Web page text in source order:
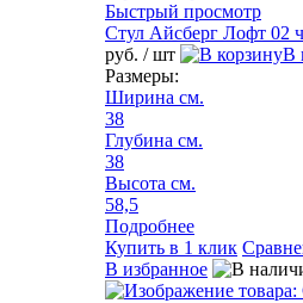
Быстрый просмотр
Стул Айсберг Лофт 02
руб. / шт
В
Размеры:
Ширина см.
38
Глубина см.
38
Высота см.
58,5
Подробнее
Купить в 1 клик
В избранное